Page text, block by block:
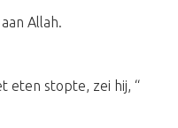
Allah.
eten stopte, zei hij, “